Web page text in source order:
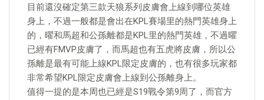
目前還沒確定第三款天狼系列皮膚會上線到哪位英雄
身上，不過一般都是會出在KPL賽場里的熱門英雄身上
的，曜和馬超和公孫離都是KPL里的熱門英雄，不過曜
已經有FMVP皮膚了，而馬超也有五虎將皮膚，所以公
孫離是最有可能上線KPL限定皮膚的，也有很多玩家都
非常希望KPL限定皮膚會上線到公孫離身上。
值得一提的是本周也已經是S19戰令第9周了，而官方